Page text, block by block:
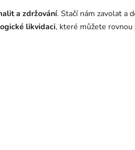
a zdržování. Stačí nám zavolat a
likvidaci, které můžete